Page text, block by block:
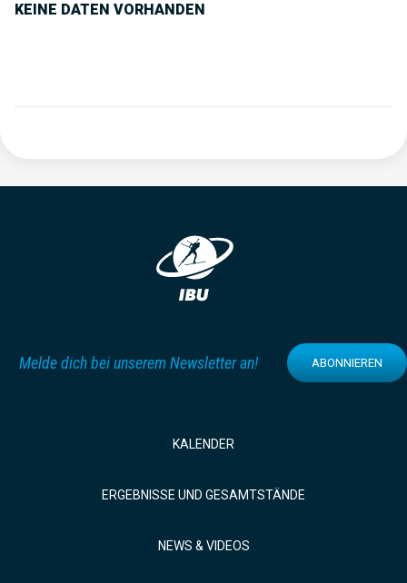
KEINE DATEN VORHANDEN
Melde dich bei unserem Newsletter an! ABONNIEREN
KALENDER
ERGEBNISSE UND GESAMTSTÄNDE
NEWS & VIDEOS